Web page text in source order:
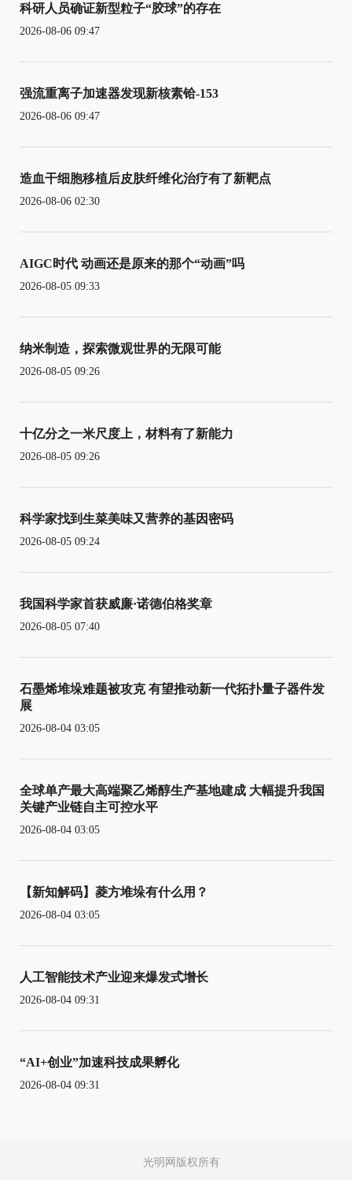
科研人员确证新型粒子“胶球”的存在
2026-08-06 09:47
强流重离子加速器发现新核素铪-153
2026-08-06 09:47
造血干细胞移植后皮肤纤维化治疗有了新靶点
2026-08-06 02:30
AIGC时代 动画还是原来的那个“动画”吗
2026-08-05 09:33
纳米制造，探索微观世界的无限可能
2026-08-05 09:26
十亿分之一米尺度上，材料有了新能力
2026-08-05 09:26
科学家找到生菜美味又营养的基因密码
2026-08-05 09:24
我国科学家首获威廉·诺德伯格奖章
2026-08-05 07:40
石墨烯堆垛难题被攻克 有望推动新一代拓扑量子器件发
展
2026-08-04 03:05
全球单产最大高端聚乙烯醇生产基地建成 大幅提升我国
关键产业链自主可控水平
2026-08-04 03:05
【新知解码】菱方堆垛有什么用？
2026-08-04 03:05
人工智能技术产业迎来爆发式增长
2026-08-04 09:31
“AI+创业”加速科技成果孵化
2026-08-04 09:31
光明网版权所有